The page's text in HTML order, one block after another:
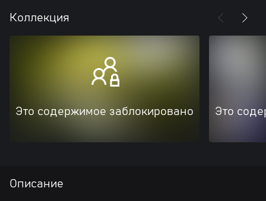
Коллекция
Это содержимое заблокировано Это
Описание